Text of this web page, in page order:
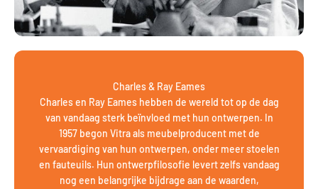
Charles & Ray Eames
Charles en Ray Eames hebben de wereld tot op de dag
van vandaag sterk beïnvloed met hun ontwerpen. In
1957 begon Vitra als meubelproducent met de
vervaardiging van hun ontwerpen, onder meer stoelen
en fauteuils. Hun ontwerpfilosofie levert zelfs vandaag
nog een belangrijke bijdrage aan de waarden,